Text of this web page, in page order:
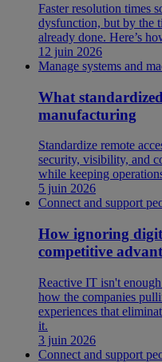
Faster resolution times
dysfunction, but by the
already done. Here’s
12 juin 2026
Manage systems and
What
manufacturing
Standardize remote
security, visibility, and
while keeping
5 juin 2026
Connect and support
How ignoring
competitive
Reactive IT isn't
how the companies
experiences that
it.
3 juin 2026
Connect and support